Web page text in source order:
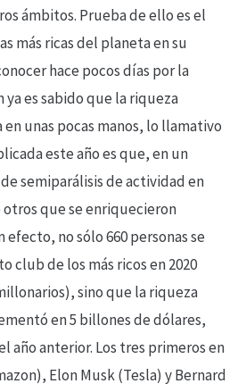
ámbitos. Prueba de ello es el
más ricas del planeta en su
hace pocos días por la
ya es sabido que la riqueza
unas pocas manos, lo llamativo
este año es que, en un
semiparálisis de actividad en
que se enriquecieron
no sólo 660 personas se
club de los más ricos en 2020
sino que la riqueza
en 5 billones de dólares,
año anterior. Los tres primeros en
Elon Musk (Tesla) y Bernard